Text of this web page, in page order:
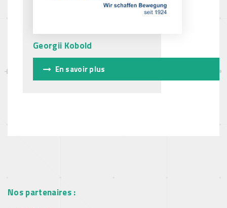
Georgii Kobold
En savoir plus
Nos partenaires :